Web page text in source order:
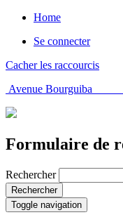
Home
Se connecter
Cacher les raccourcis
Avenue Bourguiba
Formulaire de
Rechercher
Rechercher
Toggle navigation